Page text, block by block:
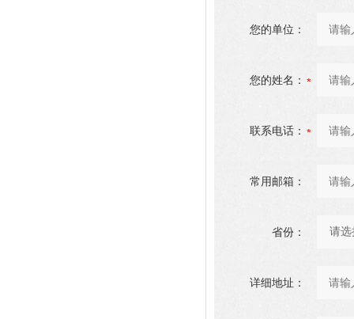
您的单位：
您的姓名：
联系电话：
常用邮箱：
省份：
详细地址：